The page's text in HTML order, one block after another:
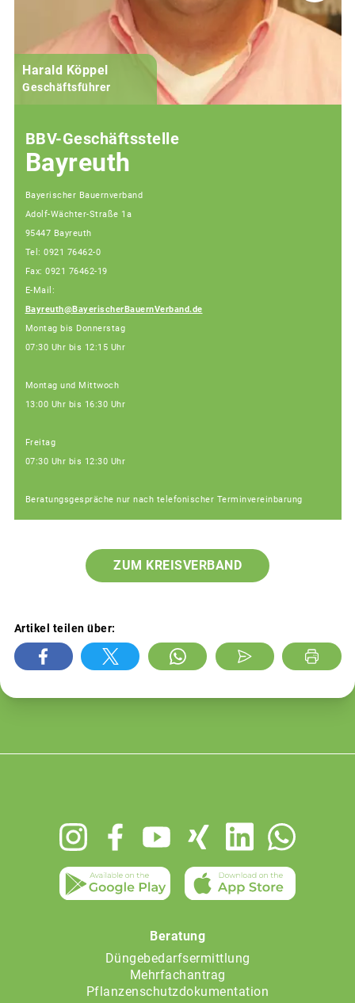
Harald Köppel
Geschäftsführer
BBV-Geschäftsstelle
Bayreuth
Bayerischer Bauernverband
Adolf-Wächter-Straße 1a
95447 Bayreuth
Tel: 0921 76462-0
Fax: 0921 76462-19
E-Mail:
Bayreuth@BayerischerBauernVerband.de
Montag bis Donnerstag
07:30 Uhr bis 12:15 Uhr
Montag und Mittwoch
13:00 Uhr bis 16:30 Uhr
Freitag
07:30 Uhr bis 12:30 Uhr
Beratungsgespräche nur nach telefonischer Terminvereinbarung
ZUM KREISVERBAND
Artikel teilen über:
Beratung
Düngebedarfsermittlung
Mehrfachantrag
Pflanzenschutzdokumentation